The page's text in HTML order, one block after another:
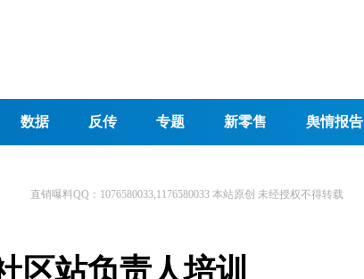
数据 反传 专题 新零售 舆情报告
直销曝料QQ：1076580033,1176580033 本站原创 未经授权不得转载
区站负责人培训